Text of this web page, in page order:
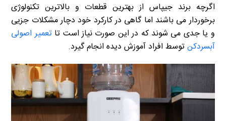
اگرچه برند جیپاس از بهترین قطعات و بالاترین تکنولوژی
برخوردار می باشند اما گاهی در کارکرد خود دچار مشکلات جزیی
و یا جدی می شوند که در این صورت نیاز است تا تعمیر اصولی
آبسردکنتوسط افراد آموزش دیده انجام گیرد.